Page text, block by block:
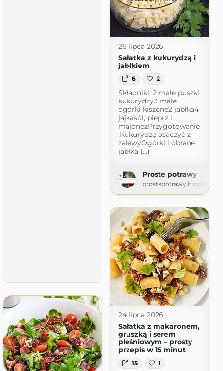
26 lipca 2026
Sałatka z kukurydzą i
jabłkiem
6 2
Składniki :2 małe puszki
kukurydzy3 małe
ogórki kiszone2 jabłka4
jajkasól, pieprz i
majonezPrzygotowanie
:Kukurydzę osaczyć z
zalewyOgórki i obrane
jabłka (...)
Proste potrawy
24 lipca 2026
Sałatka z makaronem,
gruszką i serem
pleśniowym – prosty
przepis w 15 minut
15 1